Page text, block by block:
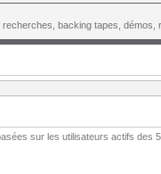
backing tapes, démos,
sur les utilisateurs actifs des